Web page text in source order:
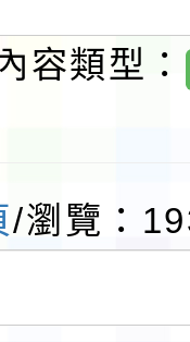
決賽暨國
用，防疫
師研習
(星期六
福系列
術巡演
容類型：
/瀏覽：